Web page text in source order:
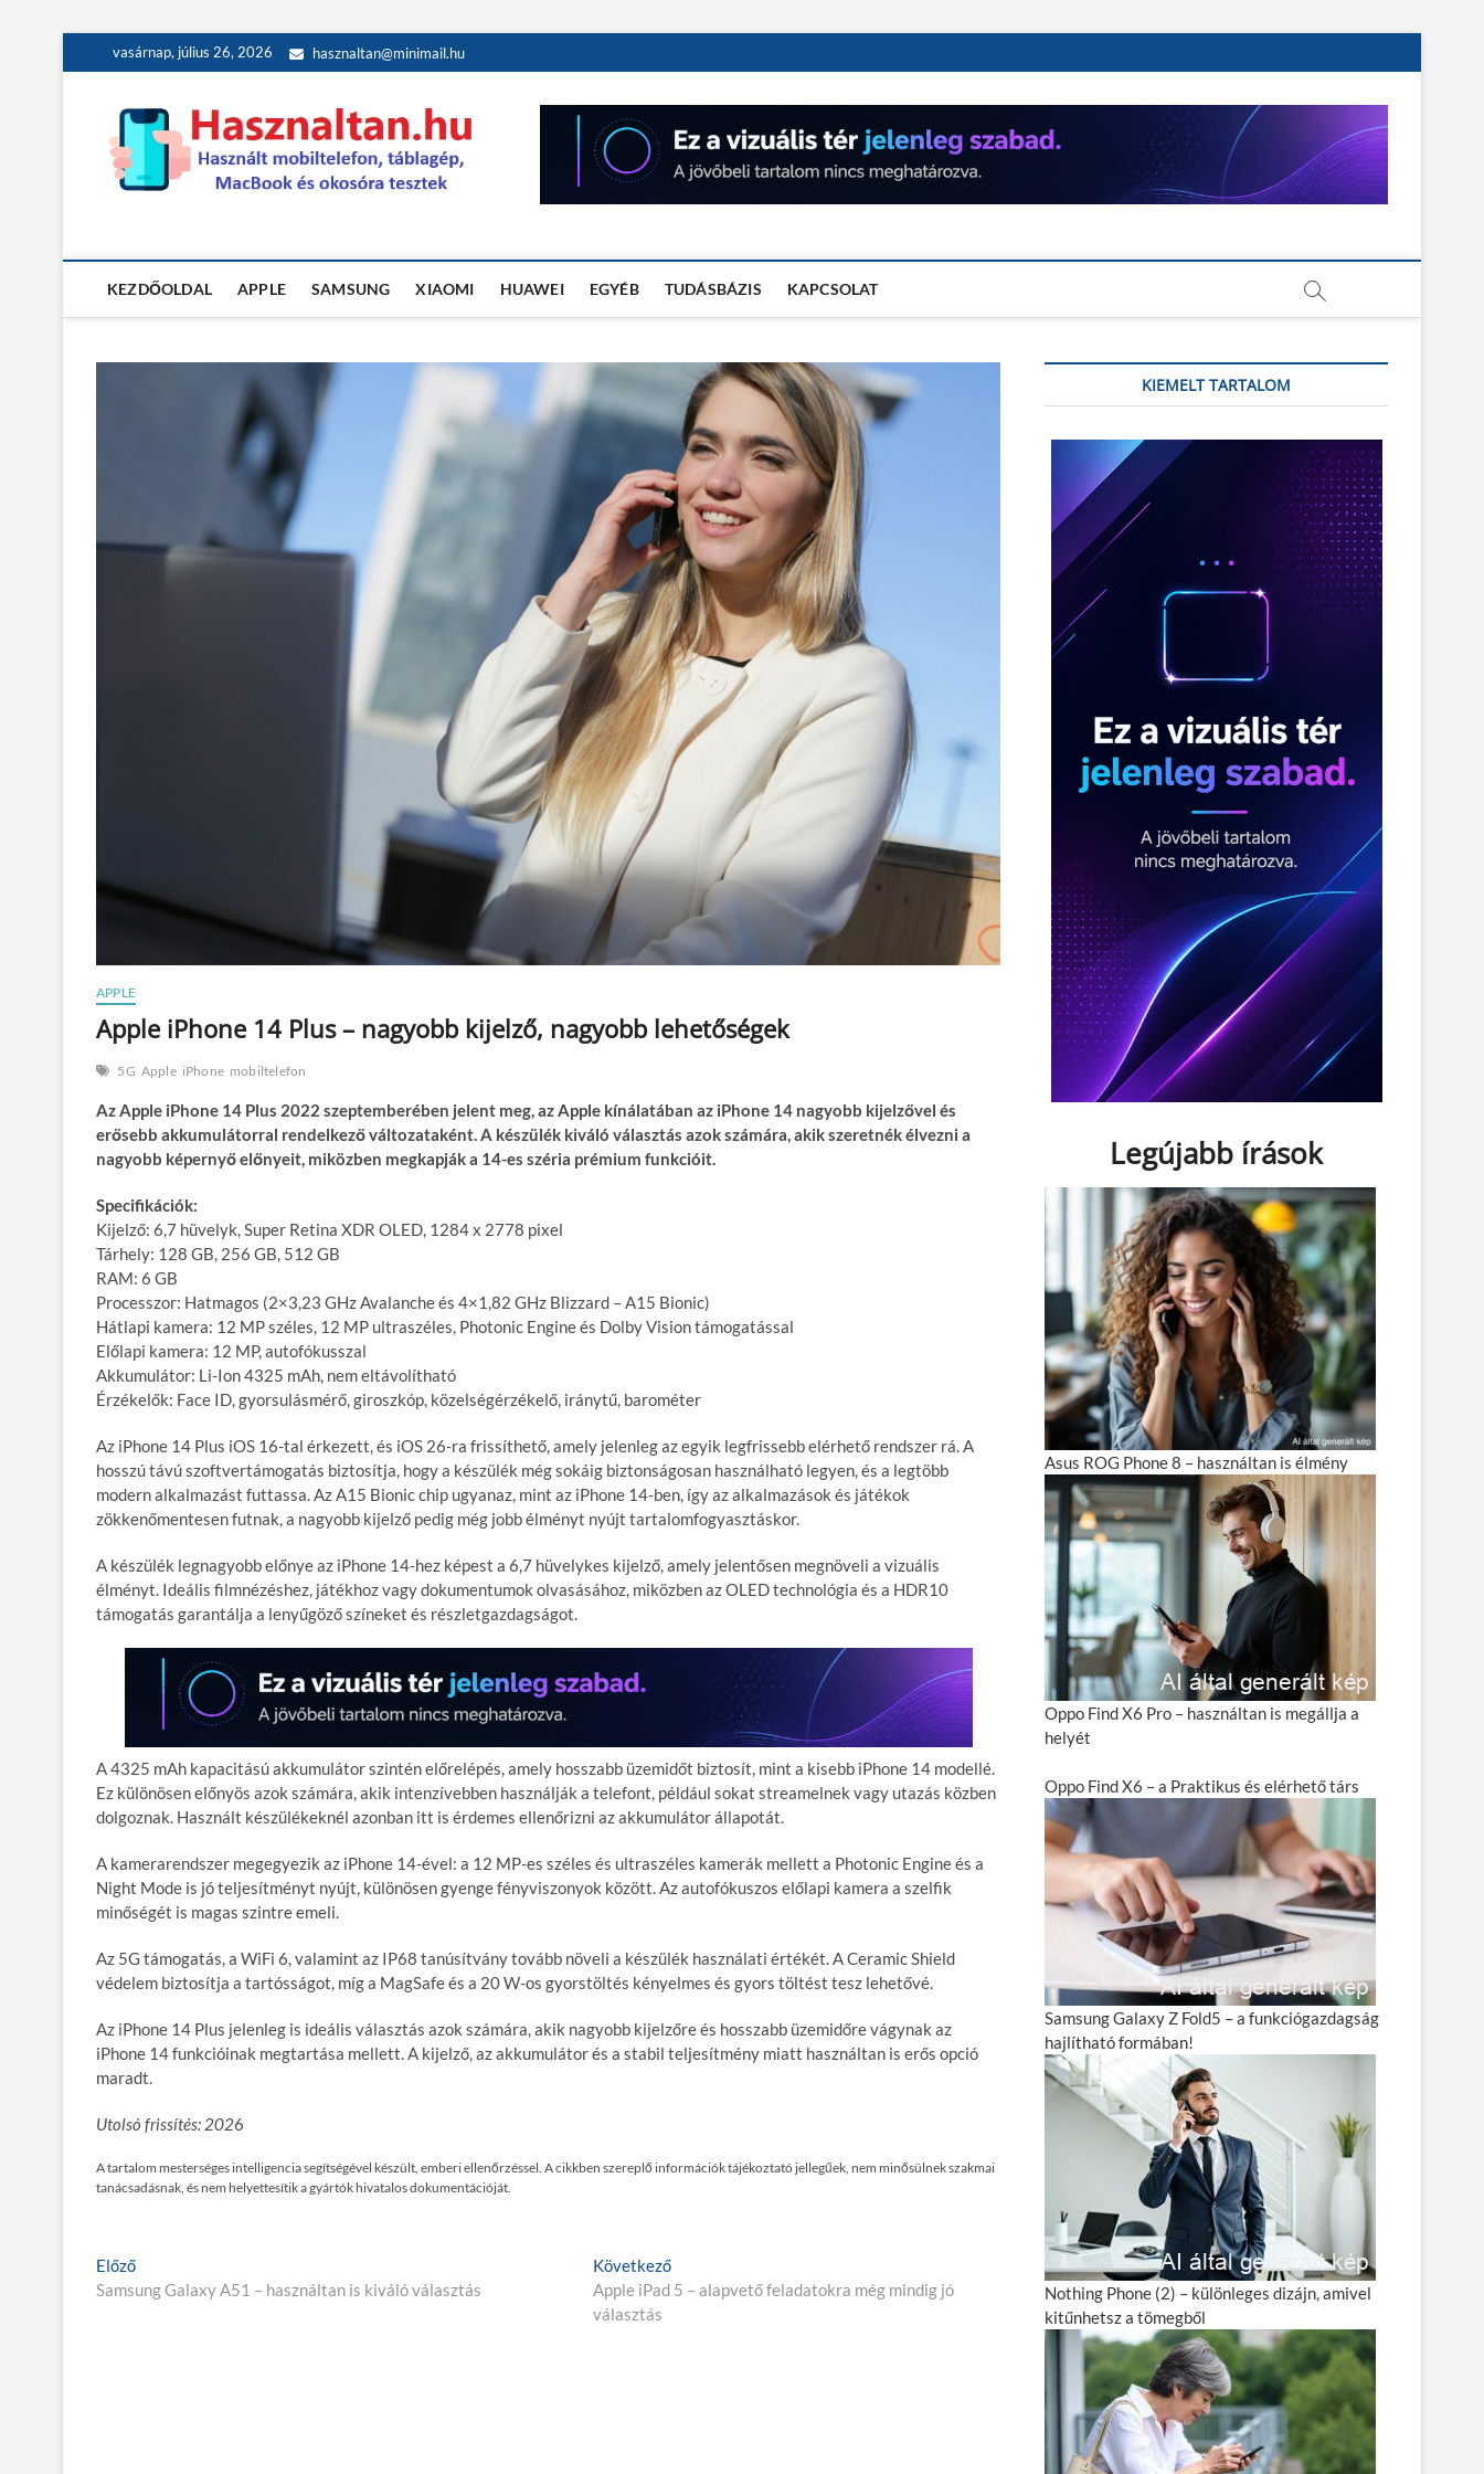
to
vasárnap, július 26, 2026 hasznaltan@minimail.hu
KEZDŐOLDAL APPLE SAMSUNG XIAOMI HUAWEI EGYÉB TUDÁSBÁZIS KAPCSOLAT
APPLE
Apple iPhone 14 Plus – nagyobb kijelző, nagyobb lehetőségek
5G Apple iPhone mobiltelefon
Az Apple iPhone 14 Plus 2022 szeptemberében jelent meg, az Apple kínálatában az iPhone 14 nagyobb kijelzővel és
erősebb akkumulátorral rendelkező változataként. A készülék kiváló választás azok számára, akik szeretnék élvezni a
nagyobb képernyő előnyeit, miközben megkapják a 14-es széria prémium funkcióit.
Specifikációk:
Kijelző: 6,7 hüvelyk, Super Retina XDR OLED, 1284 x 2778 pixel
Tárhely: 128 GB, 256 GB, 512 GB
RAM: 6 GB
Processzor: Hatmagos (2×3,23 GHz Avalanche és 4×1,82 GHz Blizzard – A15 Bionic)
Hátlapi kamera: 12 MP széles, 12 MP ultraszéles, Photonic Engine és Dolby Vision támogatással
Előlapi kamera: 12 MP, autofókusszal
Akkumulátor: Li-Ion 4325 mAh, nem eltávolítható
Érzékelők: Face ID, gyorsulásmérő, giroszkóp, közelségérzékelő, iránytű, barométer
Az iPhone 14 Plus iOS 16-tal érkezett, és iOS 26-ra frissíthető, amely jelenleg az egyik legfrissebb elérhető rendszer rá. A
hosszú távú szoftvertámogatás biztosítja, hogy a készülék még sokáig biztonságosan használható legyen, és a legtöbb
modern alkalmazást futtassa. Az A15 Bionic chip ugyanaz, mint az iPhone 14-ben, így az alkalmazások és játékok
zökkenőmentesen futnak, a nagyobb kijelző pedig még jobb élményt nyújt tartalomfogyasztáskor.
A készülék legnagyobb előnye az iPhone 14-hez képest a 6,7 hüvelykes kijelző, amely jelentősen megnöveli a vizuális
élményt. Ideális filmnézéshez, játékhoz vagy dokumentumok olvasásához, miközben az OLED technológia és a HDR10
támogatás garantálja a lenyűgöző színeket és részletgazdagságot.
A 4325 mAh kapacitású akkumulátor szintén előrelépés, amely hosszabb üzemidőt biztosít, mint a kisebb iPhone 14 modellé.
Ez különösen előnyös azok számára, akik intenzívebben használják a telefont, például sokat streamelnek vagy utazás közben
dolgoznak. Használt készülékeknél azonban itt is érdemes ellenőrizni az akkumulátor állapotát.
A kamerarendszer megegyezik az iPhone 14-ével: a 12 MP-es széles és ultraszéles kamerák mellett a Photonic Engine és a
Night Mode is jó teljesítményt nyújt, különösen gyenge fényviszonyok között. Az autofókuszos előlapi kamera a szelfik
minőségét is magas szintre emeli.
Az 5G támogatás, a WiFi 6, valamint az IP68 tanúsítvány tovább növeli a készülék használati értékét. A Ceramic Shield
védelem biztosítja a tartósságot, míg a MagSafe és a 20 W-os gyorstöltés kényelmes és gyors töltést tesz lehetővé.
Az iPhone 14 Plus jelenleg is ideális választás azok számára, akik nagyobb kijelzőre és hosszabb üzemidőre vágynak az
iPhone 14 funkcióinak megtartása mellett. A kijelző, az akkumulátor és a stabil teljesítmény miatt használtan is erős opció
maradt.
Utolsó frissítés: 2026
A tartalom mesterséges intelligencia segítségével készült, emberi ellenőrzéssel. A cikkben szereplő információk tájékoztató jellegűek, nem minősülnek szakmai
tanácsadásnak, és nem helyettesítik a gyártók hivatalos dokumentációját.
Bejegyzés
navigáció
ElőzőE
l
Samsung Galaxy A51 – használtan is kiváló választás
KövetkezőK
ö
Apple iPad 5 – alapvető feladatokra még mindig jó
választás
KIEMELT TARTALOM
Legújabb írások
Asus ROG Phone 8 – használtan is élmény
Oppo Find X6 Pro – használtan is megállja a
helyét
Oppo Find X6 – a Praktikus és elérhető társ
Samsung Galaxy Z Fold5 – a funkciógazdagság
hajlítható formában!
Nothing Phone (2) – különleges dizájn, amivel
kitűnhetsz a tömegből